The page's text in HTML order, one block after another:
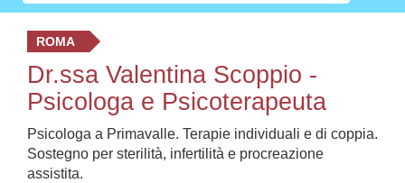
ROMA
Dr.ssa Valentina Scoppio -
Psicologa e Psicoterapeuta
Psicologa a Primavalle. Terapie individuali e di coppia.
Sostegno per sterilità, infertilità e procreazione
assistita.